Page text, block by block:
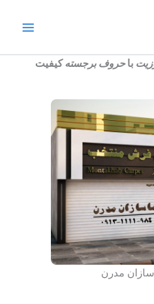
باحروف برجستهکیفیت
مدرن